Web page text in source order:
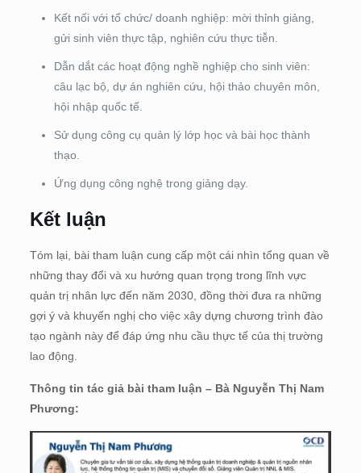
Kết nối với tổ chức/ doanh nghiệp: mời thỉnh giảng,
gửi sinh viên thực tập, nghiên cứu thực tiễn.
Dẫn dắt các hoạt động nghề nghiệp cho sinh viên:
câu lạc bộ, dự án nghiên cứu, hội thảo chuyên môn,
hội nhập quốc tế.
Sử dụng công cụ quản lý lớp học và bài học thành
thạo.
Ứng dụng công nghệ trong giảng dạy.
Kết luận
Tóm lại, bài tham luận cung cấp một cái nhìn tổng quan về
những thay đổi và xu hướng quan trọng trong lĩnh vực
quản trị nhân lực đến năm 2030, đồng thời đưa ra những
gợi ý và khuyến nghị cho việc xây dựng chương trình đào
tạo ngành này để đáp ứng nhu cầu thực tế của thị trường
lao động.
Thông tin tác giả bài tham luận – Bà Nguyễn Thị Nam
Phương: